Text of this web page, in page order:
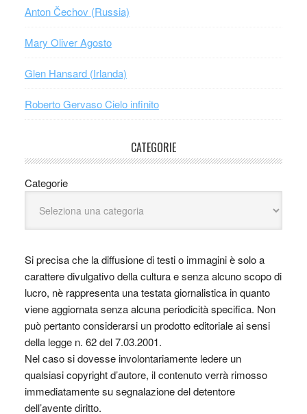
Anton Čechov (Russia)
Mary Oliver Agosto
Glen Hansard (Irlanda)
Roberto Gervaso Cielo infinito
CATEGORIE
Categorie
Si precisa che la diffusione di testi o immagini è solo a
carattere divulgativo della cultura e senza alcuno scopo di
lucro, nè rappresenta una testata giornalistica in quanto
viene aggiornata senza alcuna periodicità specifica. Non
può pertanto considerarsi un prodotto editoriale ai sensi
della legge n. 62 del 7.03.2001.
Nel caso si dovesse involontariamente ledere un
qualsiasi copyright d’autore, il contenuto verrà rimosso
immediatamente su segnalazione del detentore
dell’avente diritto.